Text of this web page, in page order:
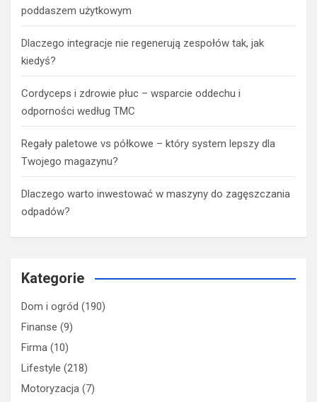
poddaszem użytkowym
Dlaczego integracje nie regenerują zespołów tak, jak
kiedyś?
Cordyceps i zdrowie płuc – wsparcie oddechu i
odporności według TMC
Regały paletowe vs półkowe – który system lepszy dla
Twojego magazynu?
Dlaczego warto inwestować w maszyny do zagęszczania
odpadów?
Kategorie
Dom i ogród (190)
Finanse (9)
Firma (10)
Lifestyle (218)
Motoryzacja (7)